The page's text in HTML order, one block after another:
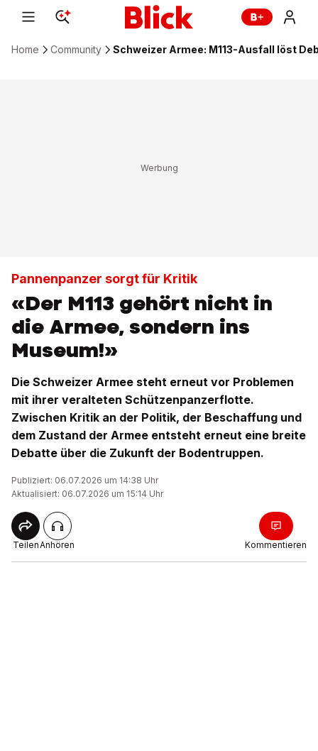
Home Community Schweizer Armee: M113-Ausfall löst
Pannenpanzer sorgt für Kritik
«Der M113 gehört nicht in
die Armee, sondern ins
Museum!»
Die Schweizer Armee steht erneut vor Problemen
mit ihrer veralteten Schützenpanzerflotte.
Zwischen Kritik an der Politik, der Beschaffung und
dem Zustand der Armee entsteht erneut eine breite
Debatte über die Zukunft der Bodentruppen.
Publiziert: 06.07.2026 um 14:38 Uhr
Aktualisiert: 06.07.2026 um 15:14 Uhr
TeilenAnhören Kommentieren